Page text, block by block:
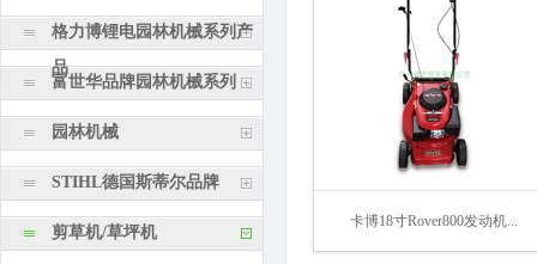
格力博锂电园林机械系列产
品
富世华品牌园林机械系列
园林机械
STIHL德国斯蒂尔品牌
剪草机/草坪机
卡博18寸Rover800发动机...